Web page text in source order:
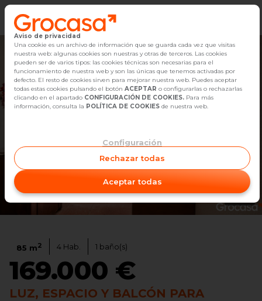
Vender
Buscar Inmuebles
Alquiler
Empleo
Oficinas
Contacto 1/48
85 m2 4 Hab. 1 baño(s)
169.000 €
LUZ, ESPACIO Y BALCÓN PARA
Aviso de privacidad
Una cookie es un archivo de información que se guarda cada vez que visitas
nuestra web: algunas cookies son nuestras y otras de terceros. Las cookies
pueden ser de varios tipos: las cookies técnicas son necesarias para el
funcionamiento de nuestra web y son las únicas que tenemos activadas por
defecto. El resto de cookies sirven para mejorar nuestra web. Puedes aceptar
todas estas cookies pulsando el botón ACEPTAR o configurarlas o rechazarlas
clicando en el apartado CONFIGURACIÓN DE COOKIES. Para más
información, consulta la POLÍTICA DE COOKIES de nuestra web.
Configuración
Rechazar todas
Aceptar todas